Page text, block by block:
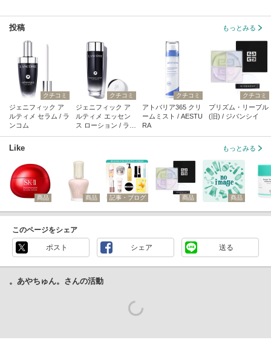
投稿 もっとみる
クチコミ
ジェニフィック ア
ルティメ セラム / ラ
ンコム
クチコミ
ジェニフィック ア
ルティメ エッセン
ス ローション / ラン
クチコミ
アトバリア365 クリ
ームミスト / AESTU
RA
クチコミ
プリズム・リーブル
(旧) / ジバンシイ
Like もっとみる
商品 商品 記事・ブログ 商品 商品
このページをシェア
ポスト シェア 送る
。あやちゅん。さんの活動